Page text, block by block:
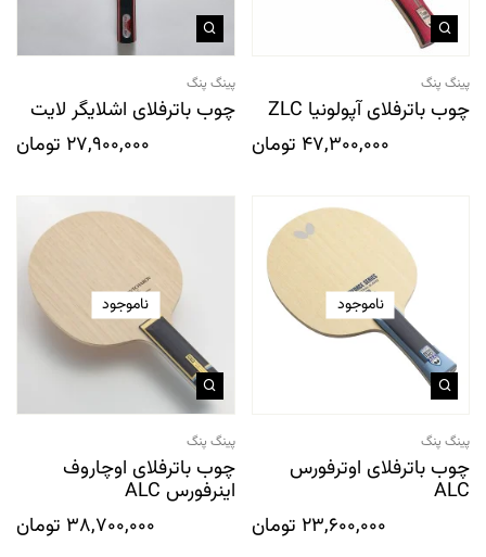
پینگ پنگ
چوب باترفلای آپولونیا ZLC
47,300,000 تومان
پینگ پنگ
چوب باترفلای اشلایگر لایت
27,900,000 تومان
ناموجود
پینگ پنگ
چوب باترفلای اوترفورس
ALC
23,600,000 تومان
ناموجود
پینگ پنگ
چوب باترفلای اوچاروف
اینرفورس ALC
38,700,000 تومان